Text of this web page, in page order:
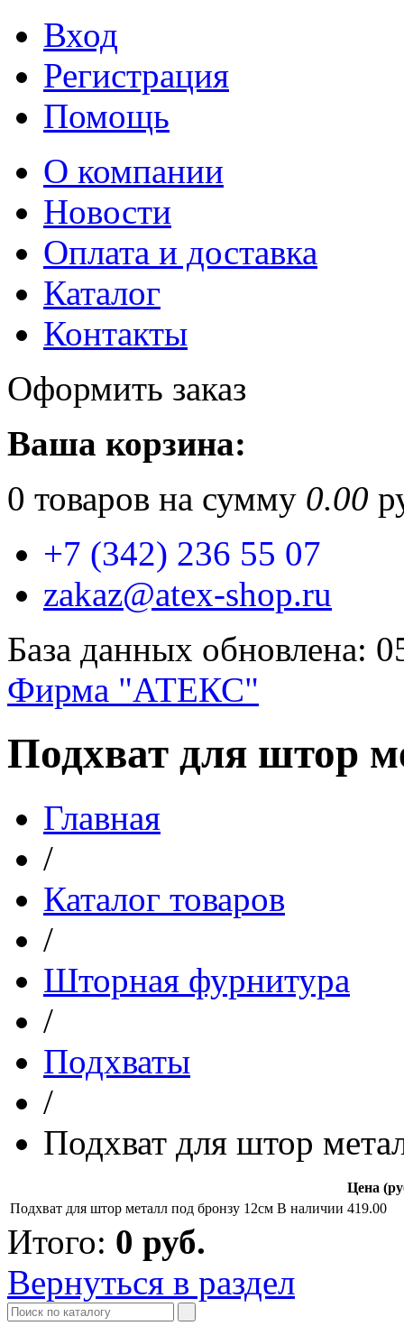
Вход
Регистрация
Помощь
О компании
Новости
Оплата и доставка
Каталог
Контакты
Оформить заказ
Ваша корзина:
0 товаров на сумму 0.00
+7 (342) 236 55 07
zakaz@atex-shop.ru
База данных обновлена:
Фирма "АТЕКС"
Подхват для штор
Главная
/
Каталог товаров
/
Шторная фурнитура
/
Подхваты
/
Подхват для штор
Цена
Подхват для штор металл под бронзу 12см В наличии 419.00
Итого: 0 руб.
Вернуться в раздел